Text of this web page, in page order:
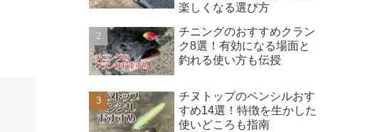
楽しくなる選び方
チニングのおすすめクラン
ク8選！有効になる場面と
釣れる使い方も伝授
チヌトップのペンシルおす
すめ14選！特徴を生かした
使いどころも指南